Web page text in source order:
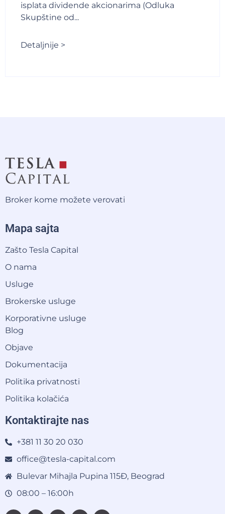
isplata dividende akcionarima (Odluka
Skupštine od...
Detaljnije >
Broker kome možete verovati
Mapa sajta
Zašto Tesla Capital
O nama
Usluge
Brokerske usluge
Korporativne usluge
Blog
Objave
Dokumentacija
Politika privatnosti
Politika kolačića
Kontaktirajte nas
+381 11 30 20 030
office@tesla-capital.com
Bulevar Mihajla Pupina 115Đ, Beograd
08:00 – 16:00h